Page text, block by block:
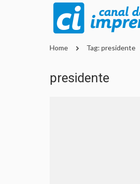
Home Tag: presidente
presidente